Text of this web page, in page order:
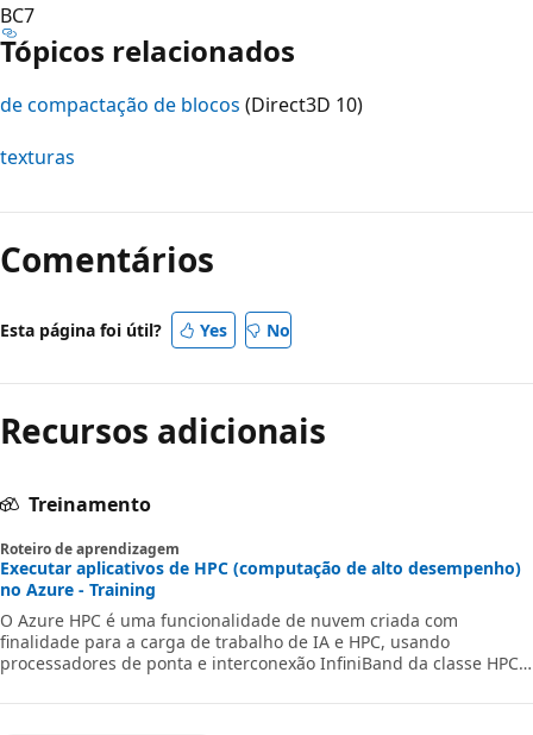
BC7
Tópicos relacionados
de compactação de blocos (Direct3D 10)
texturas
Comentários
Esta página foi útil? Yes No
Recursos adicionais
Treinamento
Roteiro de aprendizagem
Executar aplicativos de HPC (computação de alto desempenho)
no Azure - Training
O Azure HPC é uma funcionalidade de nuvem criada com
finalidade para a carga de trabalho de IA e HPC, usando
processadores de ponta e interconexão InfiniBand da classe HPC
aplicativo. O Azure HPC permite que os usuários obtenham